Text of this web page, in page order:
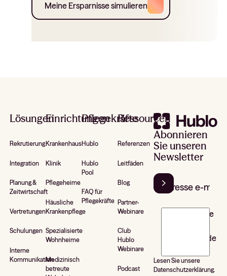
Meine Ersparnisse simulieren
Lösungen
Rekrutierung
Integration
Planung &
Zeitwirtschaft
Vertretungen
Schulungen
Interne
Kommunikation
Einrichtungen
Krankenhaus
Klinik
Pflegeheime
Häusliche
Krankenpflege
Spezialisierte
Wohnheime
Medizinisch
betreute
Pflegekräfte
Hublo
Hublo
Pool
FAQ für
Pflegekräfte
Ressourcen
Referenzen
Leitfäden
Blog
Partner-
Webinare
Club
Hublo
Webinare
Podcast
Abonnieren
Sie unseren
Newsletter
J’accepte de
newsletter de
Lesen Sie unsere
Datenschutzerklärung.